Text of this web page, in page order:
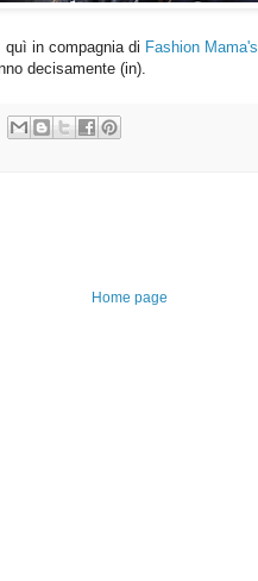
in compagnia di Fashion Mama's
decisamente (in).
Home page